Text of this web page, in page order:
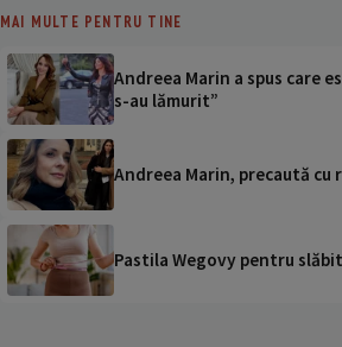
MAI MULTE PENTRU TINE
Andreea Marin a spus care
s-au lămurit”
Andreea Marin, precaută
Pastila Wegovy pentru